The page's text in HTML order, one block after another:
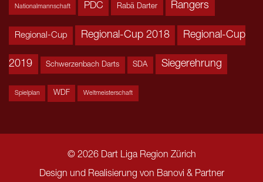
Nationalmannschaft PDC Rabä Darter Rangers
Regional-Cup Regional-Cup 2018 Regional-Cup
2019 Schwerzenbach Darts SDA Siegerehrung
Spielplan WDF Weltmeisterschaft
© 2026 Dart Liga Region Zürich
Design und Realisierung von Banovi & Partner